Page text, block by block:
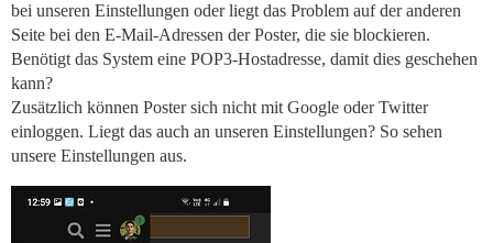
bei unseren Einstellungen oder liegt das Problem auf der anderen
Seite bei den E-Mail-Adressen der Poster, die sie blockieren.
Benötigt das System eine POP3-Hostadresse, damit dies geschehen
kann?
Zusätzlich können Poster sich nicht mit Google oder Twitter
einloggen. Liegt das auch an unseren Einstellungen? So sehen
unsere Einstellungen aus.